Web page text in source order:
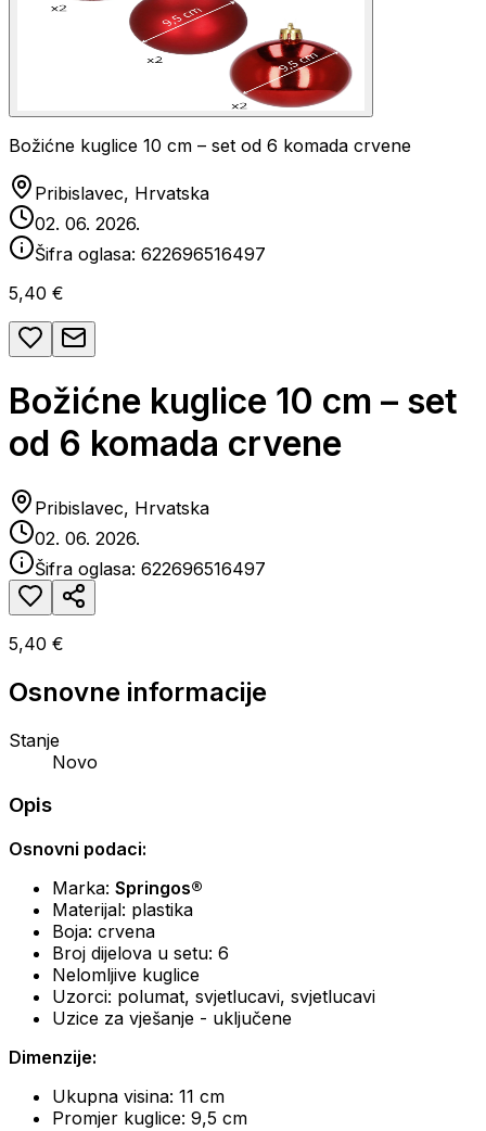
Božićne kuglice 10 cm – set od 6 komada crvene
Pribislavec, Hrvatska
02. 06. 2026.
Šifra oglasa: 622696516497
5,40 €
Božićne kuglice 10 cm – set
od 6 komada crvene
Pribislavec, Hrvatska
02. 06. 2026.
Šifra oglasa: 622696516497
5,40 €
Osnovne informacije
Stanje
Novo
Opis
Osnovni podaci:
Marka: Springos®
Materijal: plastika
Boja: crvena
Broj dijelova u setu: 6
Nelomljive kuglice
Uzorci: polumat, svjetlucavi, svjetlucavi
Uzice za vješanje - uključene
Dimenzije:
Ukupna visina: 11 cm
Promjer kuglice: 9,5 cm